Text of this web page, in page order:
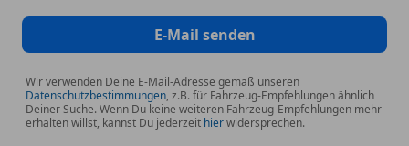
Plus
Vorrüstung Mobiltelefon/Handy mit Bluetooth-
Schnittstelle
Multi-Media-Interface MMI Navigation Plus mit MMI
Touch
Schließ-/Startsystem Advanced Key
E-Mail senden
Wir verwenden Deine E-Mail-Adresse gemäß unseren
Datenschutzbestimmungen, z.B. für Fahrzeug-Empfehlungen ähnlich
Deiner Suche. Wenn Du keine weiteren Fahrzeug-Empfehlungen mehr
erhalten willst, kannst Du jederzeit hierwidersprechen.